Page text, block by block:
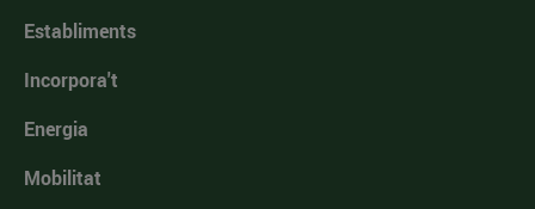
Establiments
Incorpora't
Energia
Mobilitat